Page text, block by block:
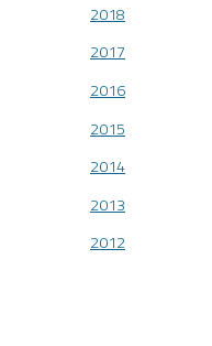
2018
2017
2016
2015
2014
2013
2012